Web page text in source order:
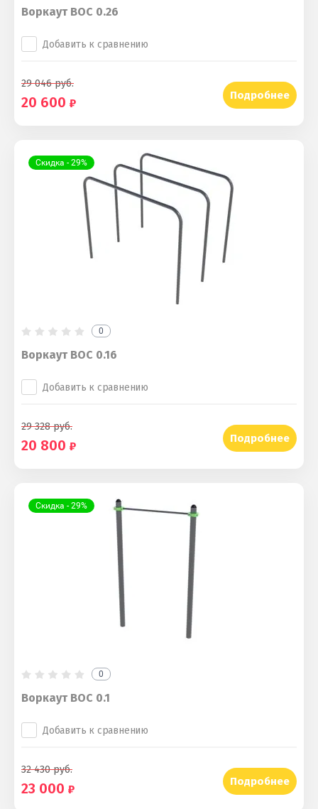
Воркаут ВОС 0.26
Добавить к сравнению
29 046руб.
20 600 Подробнее
Скидка - 29%
0
Воркаут ВОС 0.16
Добавить к сравнению
29 328руб.
20 800 Подробнее
Скидка - 29%
0
Воркаут ВОС 0.1
Добавить к сравнению
32 430руб.
23 000 Подробнее